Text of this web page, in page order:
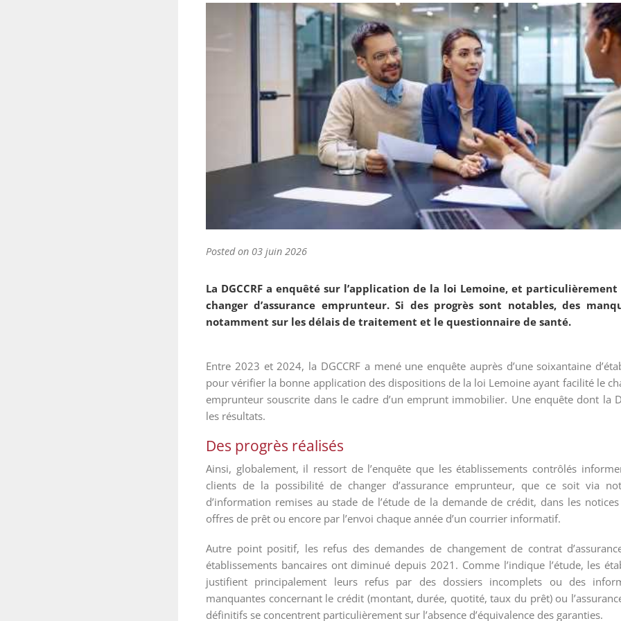
Posted on 03 juin 2026
La DGCCRF a enquêté sur l’application de la loi Lemoine, et
changer d’assurance emprunteur. Si des progrès sont notables, des
notamment sur les délais de traitement et le questionnaire de santé.
Entre 2023 et 2024, la DGCCRF a mené une enquête auprès d’une soixantaine
pour vérifier la bonne application des dispositions de la loi Lemoine ayant facilité le
emprunteur souscrite dans le cadre d’un emprunt immobilier. Une enquête dont la
les résultats.
Des progrès réalisés
Ainsi, globalement, il ressort de l’enquête que les établissements contrôlés
clients de la possibilité de changer d’assurance emprunteur, que ce soit via
d’information remises au stade de l’étude de la demande de crédit, dans les notices
offres de prêt ou encore par l’envoi chaque année d’un courrier informatif.
Autre point positif, les refus des demandes de changement de contrat
établissements bancaires ont diminué depuis 2021. Comme l’indique l’étude, les
justifient principalement leurs refus par des dossiers incomplets ou des
manquantes concernant le crédit (montant, durée, quotité, taux du prêt) ou
définitifs se concentrent particulièrement sur l’absence d’équivalence des garanties.